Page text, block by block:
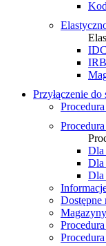
IDC
IRB
Przyłączenie do
Dla
Dla
Dla
Dostępne